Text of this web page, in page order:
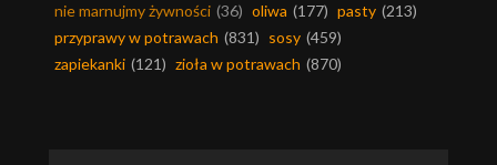
nie marnujmy żywności (36) oliwa (177) pasty (213)
przyprawy w potrawach (831) sosy (459)
zapiekanki (121) zioła w potrawach (870)